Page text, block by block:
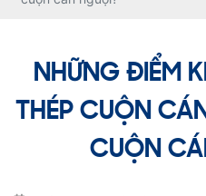
NHỮNG ĐIỂM
THÉP CUỘN
CUỘN